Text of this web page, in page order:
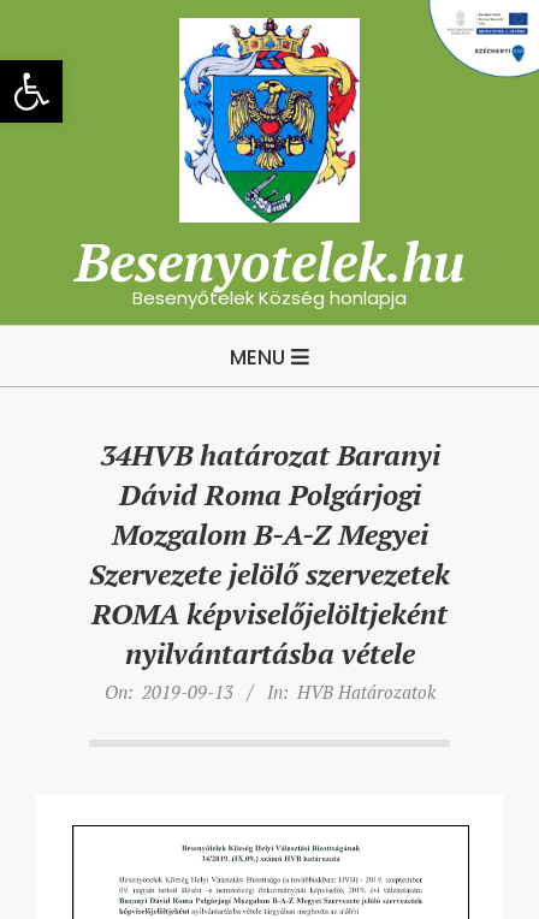
Eszköztár megnyitása
content
Besenyotelek.hu
Besenyőtelek Község honlapja
MENU
34HVB határozat Baranyi
Dávid Roma Polgárjogi
Mozgalom B-A-Z Megyei
Szervezete jelölő szervezetek
ROMA képviselőjelöltjeként
nyilvántartásba vétele
On: 2019-09-13 In: HVB Határozatok